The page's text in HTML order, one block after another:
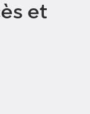
et